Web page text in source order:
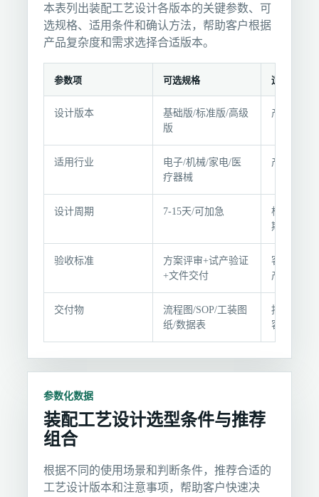
本表列出装配工艺设计各版本的关键参数、可
选规格、适用条件和确认方法，帮助客户根据
产品复杂度和需求选择合适版本。
艺
计
规
参
数
适
用
件
参数项 可选规格 适用条件
设计版本
基础版/标准版/高级
版
产品复杂
适用行业
电子/机械/家电/医
疗器械
产品需多
设计周期 7-15天/可加急
根据产品
期
验收标准
方案评审+试产验证
+文件交付
客户参与
产
交付物
流程图/SOP/工装图
纸/数据表
按版本包
容
参数化数据
装配工艺设计选型条件与推荐
组合
根据不同的使用场景和判断条件，推荐合适的
工艺设计版本和注意事项，帮助客户快速决